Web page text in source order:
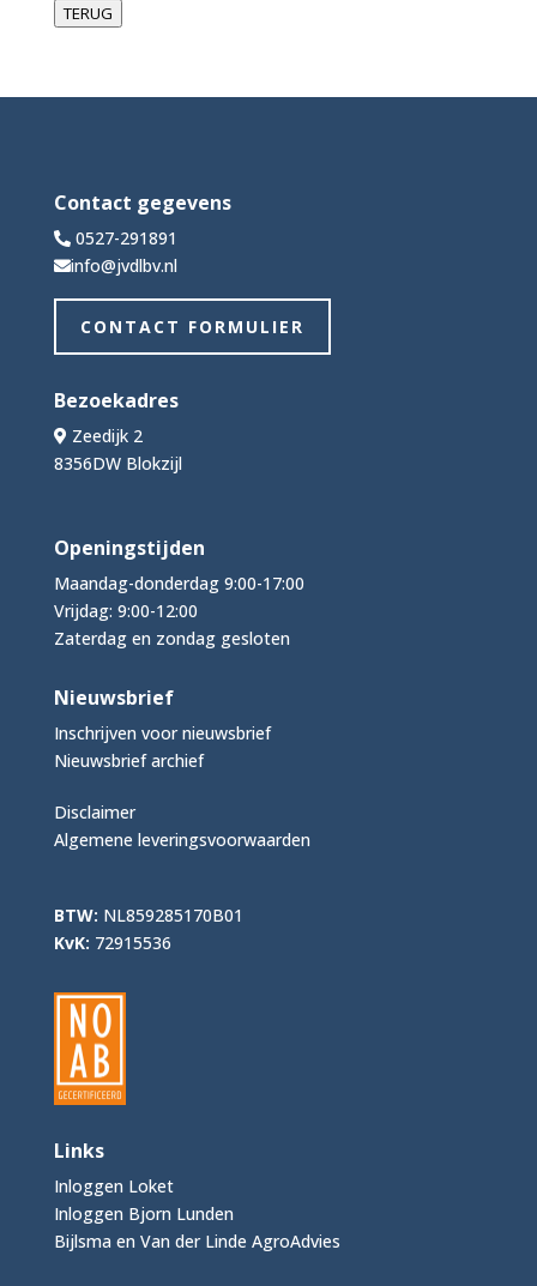
TERUG
Contact gegevens
0527-291891
info@jvdlbv.nl
CONTACT FORMULIER
Bezoekadres
Zeedijk 2
8356DW Blokzijl
Openingstijden
Maandag-donderdag 9:00-17:00
Vrijdag: 9:00-12:00
Zaterdag en zondag gesloten
Nieuwsbrief
Inschrijven voor nieuwsbrief
Nieuwsbrief archief
Disclaimer
Algemene leveringsvoorwaarden
BTW: NL859285170B01
KvK: 72915536
Links
Inloggen Loket
Inloggen Bjorn Lunden
Bijlsma en Van der Linde AgroAdvies